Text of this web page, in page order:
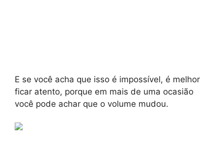
E se você acha que isso é impossível, é melhor
ficar atento, porque em mais de uma ocasião
você pode achar que o volume mudou.